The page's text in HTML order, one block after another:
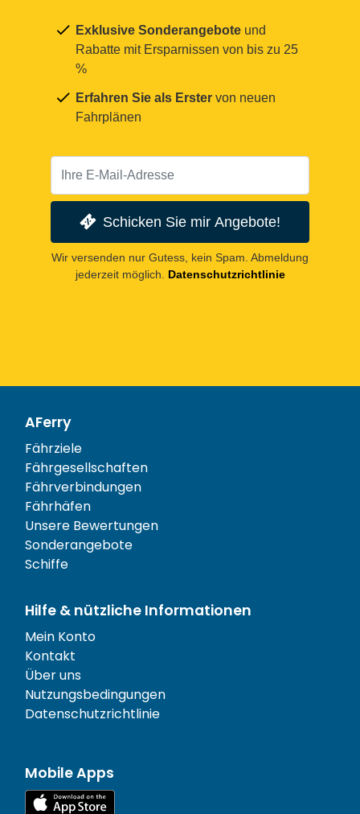
Exklusive Sonderangebote und
Rabatte mit Ersparnissen von bis zu 25
%
Erfahren Sie als Erster von neuen
Fahrplänen
Schicken Sie mir Angebote!
Wir versenden nur Gutess, kein Spam. Abmeldung
jederzeit möglich.
Datenschutzrichtlinie
AFerry
Fährziele
Fährgesellschaften
Fährverbindungen
Fährhäfen
Unsere Bewertungen
Sonderangebote
Schiffe
Hilfe & nützliche Informationen
Mein Konto
Kontakt
Über uns
Nutzungsbedingungen
Datenschutzrichtlinie
Mobile Apps